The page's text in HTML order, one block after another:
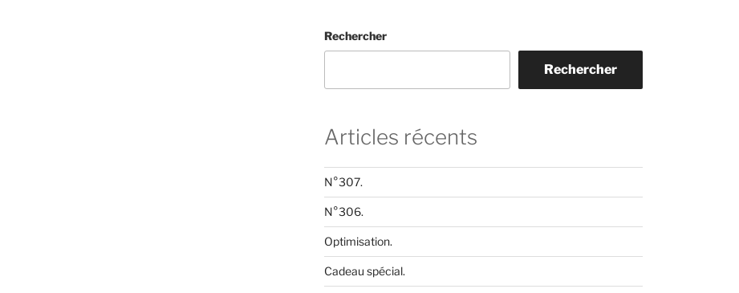
Rechercher
Rechercher
Articles récents
N°307.
N°306.
Optimisation.
Cadeau spécial.